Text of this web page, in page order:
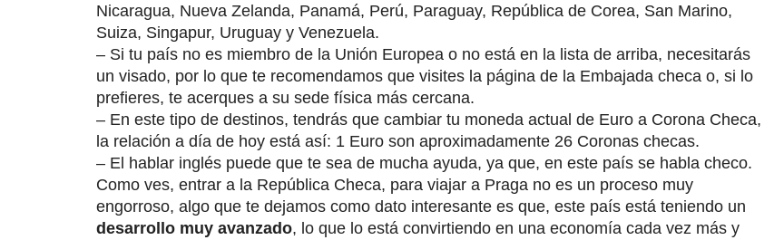
Nicaragua, Nueva Zelanda, Panamá, Perú, Paraguay, República de Corea, San Marino,
Suiza, Singapur, Uruguay y Venezuela.
– Si tu país no es miembro de la Unión Europea o no está en la lista de arriba, necesitarás
un visado, por lo que te recomendamos que visites la página de la Embajada checa o, si lo
prefieres, te acerques a su sede física más cercana.
– En este tipo de destinos, tendrás que cambiar tu moneda actual de Euro a Corona Checa,
la relación a día de hoy está así: 1 Euro son aproximadamente 26 Coronas checas.
– El hablar inglés puede que te sea de mucha ayuda, ya que, en este país se habla checo.
Como ves, entrar a la República Checa, para viajar a Praga no es un proceso muy
engorroso, algo que te dejamos como dato interesante es que, este país está teniendo un
desarrollo muy avanzado, lo que lo está convirtiendo en una economía cada vez más y